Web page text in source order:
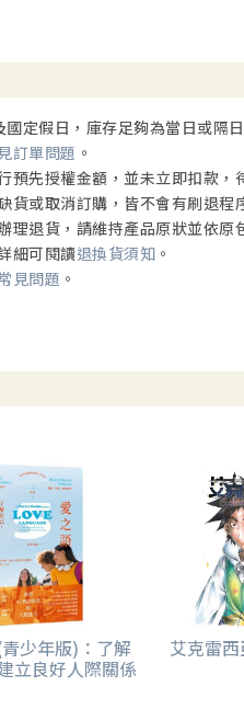
定假日，庫存足夠為當日或隔
訂單問題 。
預先授權金額，並未立即扣款
貨或取消訂購，皆不會有刷退程
理退貨，請維持產品原狀並依
細可閱讀退換貨須知 。
見問題 。
少年版)：了解
立良好人際關係
艾克雷